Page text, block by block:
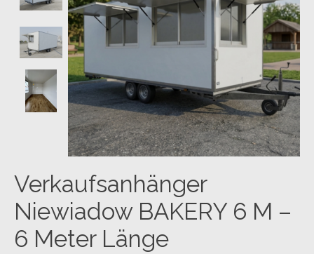
Verkaufsanhänger
Niewiadow BAKERY 6 M –
6 Meter Länge